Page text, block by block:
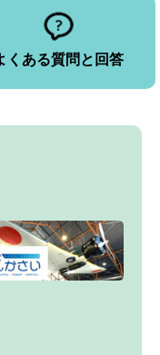
くある質問と回答